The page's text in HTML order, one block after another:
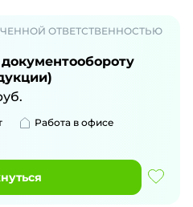
ОТВЕТСТВЕННОСТЬЮ
Работа в офисе